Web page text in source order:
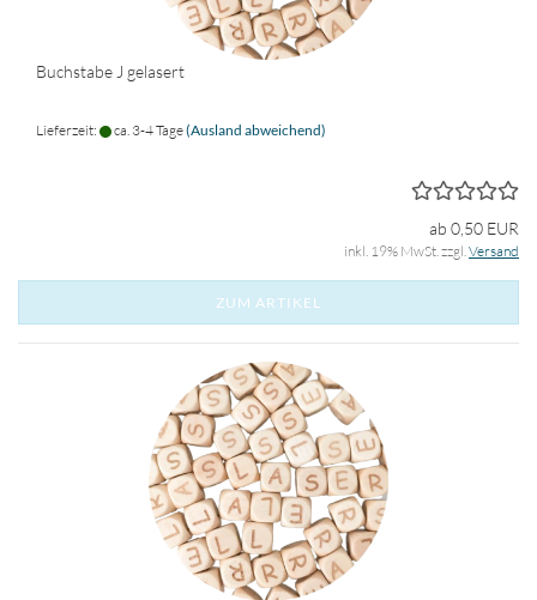
Buchstabe J gelasert
Lieferzeit: ca. 3-4 Tage(Ausland abweichend)
ab 0,50 EUR
inkl. 19% MwSt. zzgl.Versand
ZUM ARTIKEL